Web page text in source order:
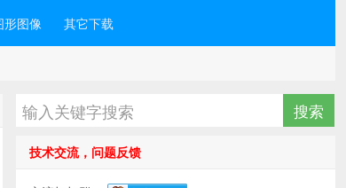
形图像 其它下载
技术交流，问题反馈